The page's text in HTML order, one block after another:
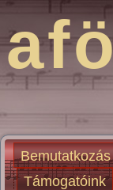
Bemutatkozás
Támogatóink